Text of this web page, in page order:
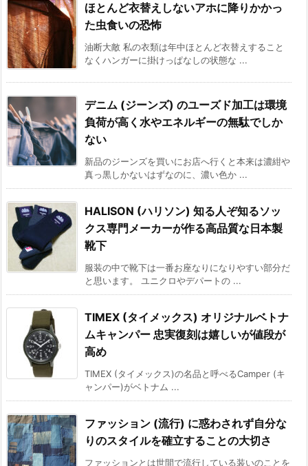
ほとんど衣替えしないアホに降りかかっ
た虫食いの恐怖
油断大敵 私の衣類は年中ほとんど衣替えすること
なくハンガーに掛けっぱなしの状態な ...
デニム (ジーンズ) のユーズド加工は環境
負荷が高く水やエネルギーの無駄でしか
ない
新品のジーンズを買いにお店へ行くと本来は濃紺や
真っ黒しかないはずなのに、濃い色か ...
HALISON (ハリソン) 知る人ぞ知るソッ
クス専門メーカーが作る高品質な日本製
靴下
服装の中で靴下は一番お座なりになりやすい部分だ
と思います。 ユニクロやデパートの ...
TIMEX (タイメックス) オリジナルベトナ
ムキャンパー 忠実復刻は嬉しいが値段が
高め
TIMEX (タイメックス)の名品と呼べるCamper (キ
ャンパー)がベトナム ...
ファッション (流行) に惑わされず自分な
りのスタイルを確立することの大切さ
ファッションとは世間で流行している装いのことを